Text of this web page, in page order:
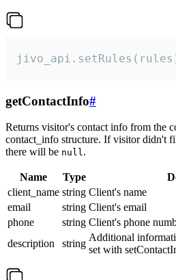
getContactInfo#
Returns visitor's contact info from the
contact_info structure. If visitor didn't
there will be null.
Name Type
client_name string Client's name
email
string Client's email
phone
string Client's phone
description
string
Additional
set with